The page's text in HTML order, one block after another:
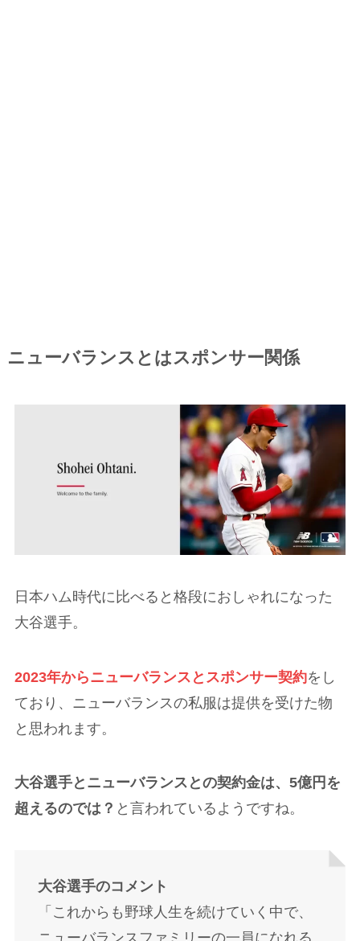
ニューバランスとはスポンサー関係
日本ハム時代に比べると格段におしゃれになった
大谷選手。
2023年からニューバランスとスポンサー契約をし
ており、ニューバランスの私服は提供を受けた物
と思われます。
大谷選手とニューバランスとの契約金は、5億円を
超えるのでは？ と言われているようですね。
大谷選手のコメント
「これからも野球人生を続けていく中で、